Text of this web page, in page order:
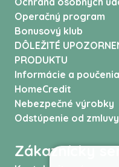
Operačný program
Bonusový klub
DÔLEŽITÉ
PRODUKTU
Informácie a
HomeCredit
Nebezpečné výrobky
Odstúpenie od zmluvy
Zákaznícky